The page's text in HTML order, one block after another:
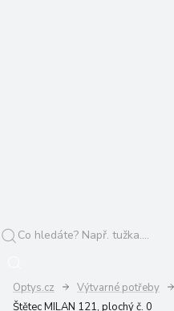
Optys.cz Výtvarné potřeby
Štětec MILAN 121, plochý č. 0